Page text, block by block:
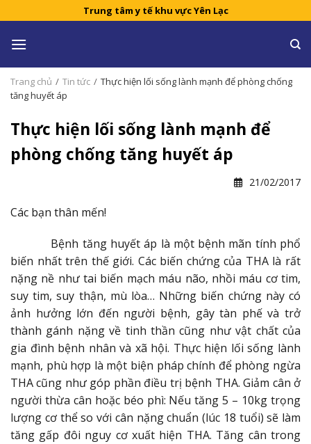
to
content
Trung tâm y tế khu vực Yên Lạc
Trang chủ / Tin tức / Thực hiện lối sống lành mạnh để phòng chống
tăng huyết áp
Thực hiện lối sống lành mạnh để
phòng chống tăng huyết áp
21/02/2017
Các bạn thân mến!
Bệnh tăng huyết áp là một bệnh mãn tính phổ
biến nhất trên thế giới. Các biến chứng của THA là rất
nặng nề như tai biến mạch máu não, nhồi máu cơ tim,
suy tim, suy thận, mù lòa… Những biến chứng này có
ảnh hưởng lớn đến người bệnh, gây tàn phế và trở
thành gánh nặng về tinh thần cũng như vật chất của
gia đình bệnh nhân và xã hội. Thực hiện lối sống lành
mạnh, phù hợp là một biện pháp chính để phòng ngừa
THA cũng như góp phần điều trị bệnh THA. Giảm cân ở
người thừa cân hoặc béo phì: Nếu tăng 5 – 10kg trọng
lượng cơ thể so với cân nặng chuẩn (lúc 18 tuổi) sẽ làm
tăng gấp đôi nguy cơ xuất hiện THA. Tăng cân trong